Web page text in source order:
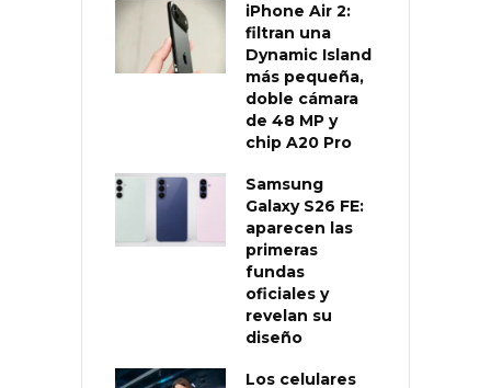
iPhone Air 2:
filtran una
Dynamic Island
más pequeña,
doble cámara
de 48 MP y
chip A20 Pro
Samsung
Galaxy S26 FE:
aparecen las
primeras
fundas
oficiales y
revelan su
diseño
Los celulares